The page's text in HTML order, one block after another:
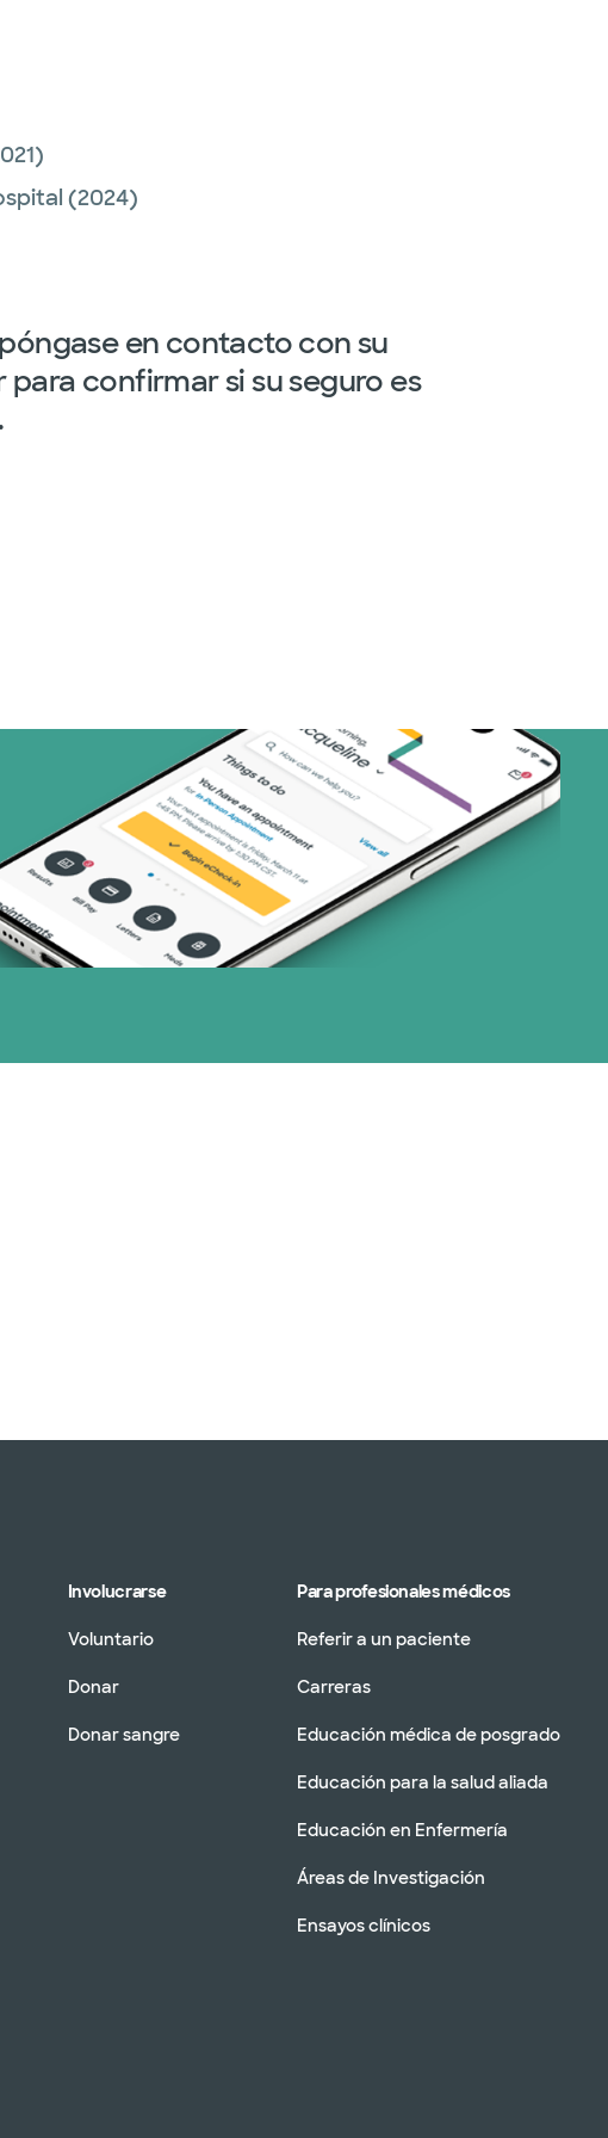
(2024)
en contacto con su
para confirmar si su seguro es
Involucrarse
Voluntario
Donar
Donar sangre
Para profesionales médicos
Referir a un paciente
Carreras
Educación médica de posgrado
Educación para la salud aliada
Educación en Enfermería
Áreas de Investigación
Ensayos clínicos